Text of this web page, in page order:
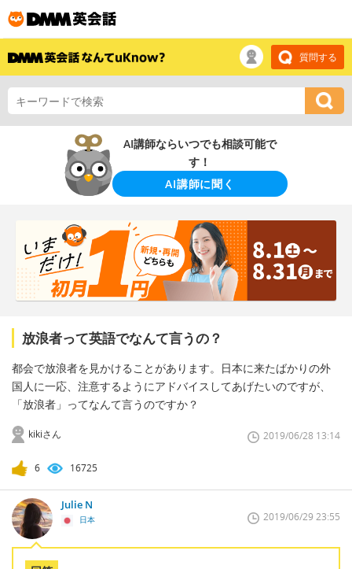
質問する
AI講師ならいつでも相談可能で
す！
AI講師に聞く
放浪者って英語でなんて言うの？
都会で放浪者を見かけることがあります。日本に来たばかりの外
国人に一応、注意するようにアドバイスしてあげたいのですが、
「放浪者」ってなんて言うのですか？
kikiさん 2019/06/28 13:14
6 16725
Julie N
日本 2019/06/29 23:55